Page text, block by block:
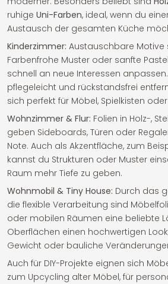
ruhige Uni-Farben, ideal, wenn du
Austausch der gesamten Küche
Kinderzimmer: Austauschbare Motive
Farbenfrohe Muster oder sanfte
schnell an neue Interessen
pflegeleicht und rückstandsfrei
sich perfekt für Möbel, Spielkisten oder
Wohnzimmer & Flur: Folien in Holz-,
geben Sideboards, Türen oder
Note. Auch als Akzentfläche, zum
kannst du Strukturen oder Muster
Raum mehr Tiefe zu geben.
Wohnmobil & Tiny House: Durch das
die flexible Verarbeitung sind
oder mobilen Räumen eine beliebte
Oberflächen einen hochwertigen
Gewicht oder bauliche
Auch für DIY-Projekte eignen sich
zum Upcycling alter Möbel, für